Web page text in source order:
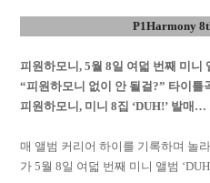
P1Harmony
피원하모니 , 5월 8일 여덟 번째 미니
“피원하모니 없이 안 될걸?” 타이틀
피원하모니 , 미니 8집 ‘DUH!’ 발매 …
매 앨범 커리어 하이를 기록하며 놀
가 5월 8일 여덟 번째 미니 앨범